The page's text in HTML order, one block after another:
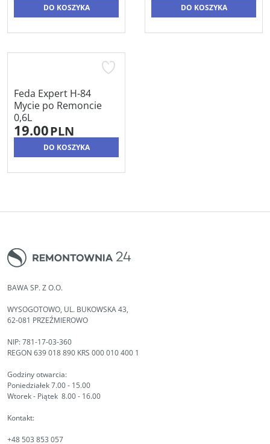
DO KOSZYKA DO KOSZYKA
Feda Expert H-84
Mycie po Remoncie
0,6L
19.00PLN
DO KOSZYKA
BAWA SP. Z O.O.
WYSOGOTOWO, UL. BUKOWSKA 43,
62-081 PRZEŹMIEROWO
NIP: 781-17-03-360
REGON 639 018 890 KRS 000 010 400 1
Godziny otwarcia:
Poniedziałek 7.00 - 15.00
Wtorek - Piątek 8.00 - 16.00
Kontakt:
+48 503 853 057